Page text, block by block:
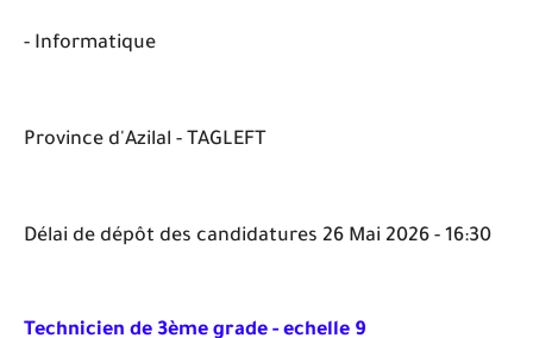
- Informatique
Province d'Azilal - TAGLEFT
Délai de dépôt des candidatures 26 Mai 2026 - 16:30
Technicien de 3ème grade - echelle 9